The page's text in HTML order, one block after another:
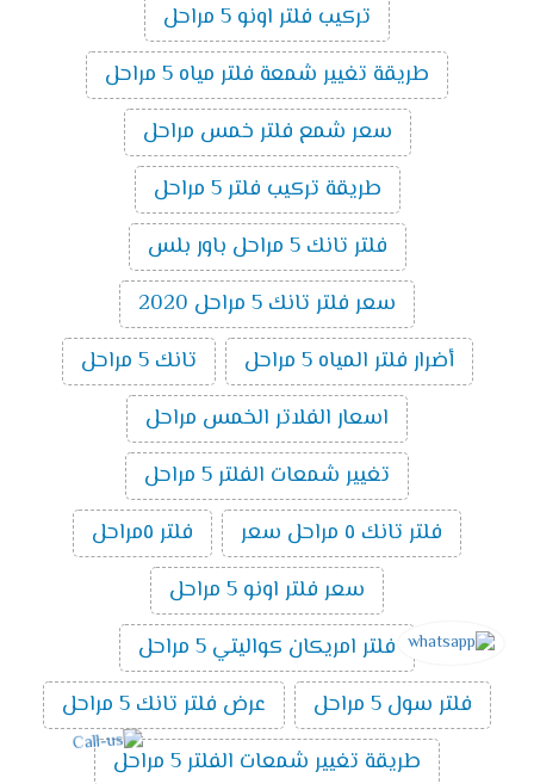
تركيب فلتر اونو 5 مراحل
طريقة تغيير شمعة فلتر مياه 5 مراحل
سعر شمع فلتر خمس مراحل
طريقة تركيب فلتر 5 مراحل
فلتر تانك 5 مراحل باور بلس
سعر فلتر تانك 5 مراحل 2020
أضرار فلتر المياه 5 مراحل
تانك 5 مراحل
اسعار الفلاتر الخمس مراحل
تغيير شمعات الفلتر 5 مراحل
فلتر تانك ٥ مراحل سعر
فلتر ٥مراحل
سعر فلتر اونو 5 مراحل
فلتر امريكان كواليتي 5 مراحل
فلتر سول 5 مراحل
عرض فلتر تانك 5 مراحل
طريقة تغيير شمعات الفلتر 5 مراحل